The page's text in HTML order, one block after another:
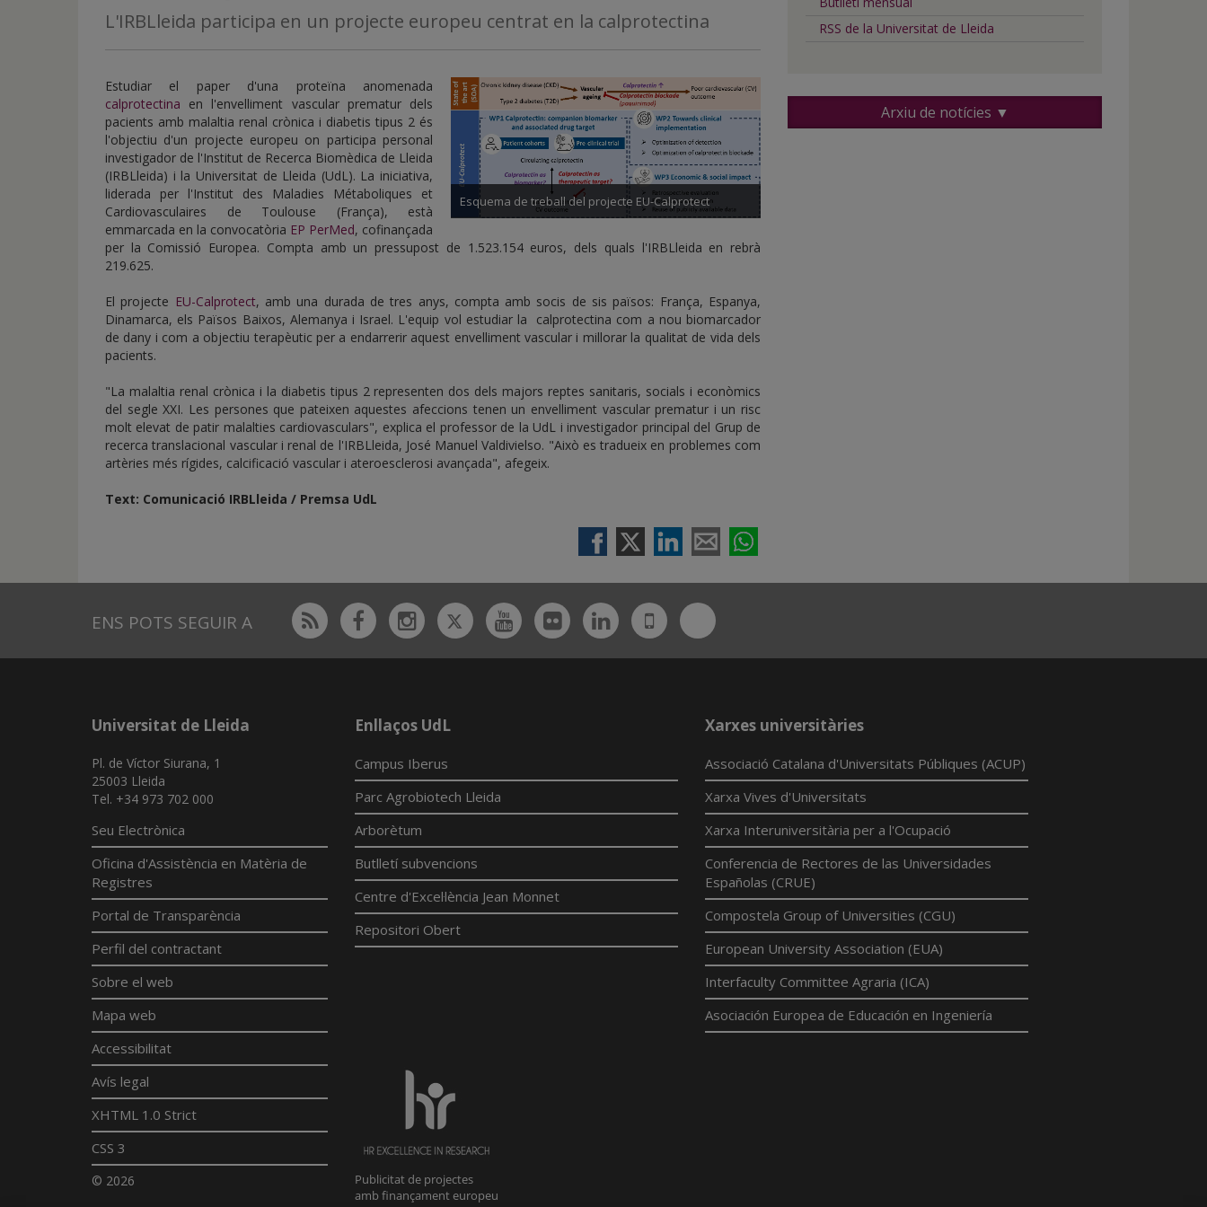
inicio
L'IRBLleida participa en un projecte europeu centrat en la calprotectina
Esquema de treball del projecte EU-Calprotect
Estudiar el paper d'una proteïna anomenada
calprotectina en l'envelliment vascular prematur dels
pacients amb malaltia renal crònica i diabetis tipus 2 és
l'objectiu d'un projecte europeu on participa personal
investigador de l'Institut de Recerca Biomèdica de Lleida
(IRBLleida) i la Universitat de Lleida (UdL). La iniciativa,
liderada per l'Institut des Maladies Métaboliques et
Cardiovasculaires de Toulouse (França), està
emmarcada en la convocatòria EP PerMed, cofinançada
per la Comissió Europea. Compta amb un pressupost de 1.523.154 euros, dels quals l'IRBLleida en rebrà
219.625.
El projecte EU-Calprotect, amb una durada de tres anys, compta amb socis de sis països: França, Espanya,
Dinamarca, els Països Baixos, Alemanya i Israel. L'equip vol estudiar la calprotectina com a nou biomarcador
de dany i com a objectiu terapèutic per a endarrerir aquest envelliment vascular i millorar la qualitat de vida dels
pacients.
"La malaltia renal crònica i la diabetis tipus 2 representen dos dels majors reptes sanitaris, socials i econòmics
del segle XXI. Les persones que pateixen aquestes afeccions tenen un envelliment vascular prematur i un risc
molt elevat de patir malalties cardiovasculars", explica el professor de la UdL i investigador principal del Grup de
recerca translacional vascular i renal de l'IRBLleida, José Manuel Valdivielso. "Això es tradueix en problemes com
artèries més rígides, calcificació vascular i ateroesclerosi avançada", afegeix.
Text: Comunicació IRBLleida / Premsa UdL
RSS de la Universitat de Lleida
Arxiu de notícies ▼
ENS POTS SEGUIR A Rss FacebookInstagram
TwitterYoutubeFlickrLinkedin
UdL
App
Bluesky
Universitat de Lleida
Pl. de Víctor Siurana, 1
25003 Lleida
Tel. +34 973 702 000
Seu Electrònica
Oficina d'Assistència en Matèria de
Registres
Portal de Transparència
Perfil del contractant
Sobre el web
Mapa web
Accessibilitat
Avís legal
XHTML 1.0 Strict
CSS 3
© 2026
Enllaços UdL
Campus Iberus
Parc Agrobiotech Lleida
Arborètum
Butlletí subvencions
Centre d'Excel·lència Jean Monnet
Repositori Obert
Xarxes universitàries
Associació Catalana d'Universitats Públiques (ACUP)
Xarxa Vives d'Universitats
Xarxa Interuniversitària per a l'Ocupació
Conferencia de Rectores de las Universidades
Españolas (CRUE)
Compostela Group of Universities (CGU)
European University Association (EUA)
Interfaculty Committee Agraria (ICA)
Asociación Europea de Educación en Ingeniería